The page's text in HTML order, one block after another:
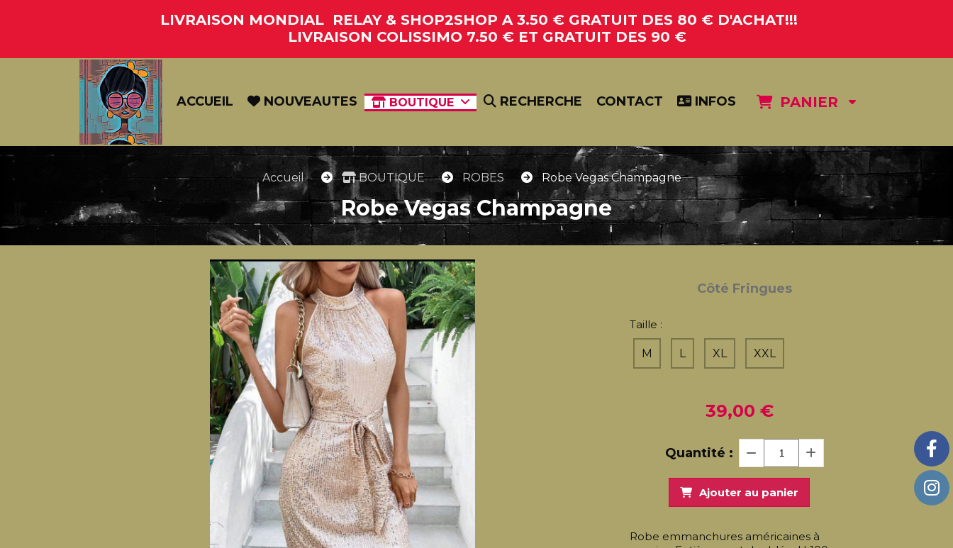
LIVRAISON MONDIAL RELAY & SHOP2SHOP A 3.50 € GRATUIT DES 80 € D'ACHAT!!!
LIVRAISON COLISSIMO 7.50 € ET GRATUIT DES 90 €
ACCUEIL NOUVEAUTES BOUTIQUE RECHERCHE CONTACT INFOS PANIER
Accueil BOUTIQUE ROBES Robe Vegas Champagne
Robe Vegas Champagne
Côté Fringues
Taille :
M L XL XXL
39,00 €
Quantité :
Ajouter au panier
Robe emmanchures américaines à